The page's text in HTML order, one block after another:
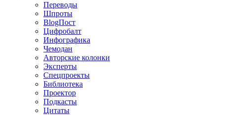
Переводы
Шпроты
BlogПост
Цифробалт
Инфографика
Чемодан
Авторские колонки
Эксперты
Спецпроекты
Библиотека
Проектор
Подкасты
Цитаты